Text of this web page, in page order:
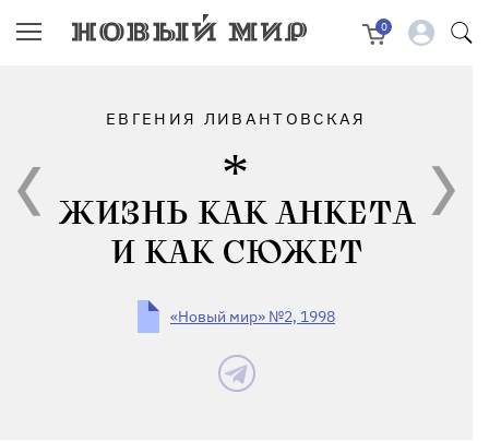
0
ЕВГЕНИЯ ЛИВАНТОВСКАЯ
ЖИЗНЬ КАК АНКЕТА
И КАК СЮЖЕТ
«Новый мир» №2, 1998